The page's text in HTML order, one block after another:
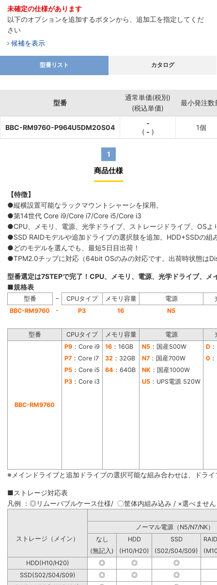
未確定の仕様があります
以下のオプションを追加するボタンから、追加工を指定してくだ
さい
候補を表示
型番リスト カタログ
型番
通常単価(税別)
(税込単価)
最小発注数
BBC-RM9760-P964U5DM20S04
-
( - )
1個
1
商品仕様
【特徴】
●縦横設置可能なラックマウントシャーシを採用。
●第14世代 Core i9/Core i7/Core i5/Core i3
●CPU、メモリ、電源、光学ドライブ、ストレージドライブ、OS
●SSD RAIDモデルや追加ドライブの選択肢を追加。HDD+SSDの
●どのモデルを選んでも、最短5日目出荷！
●TPM2.0チップに対応（64bit OSのみの対応です。出荷時状態は
型番選定は7STEPで完了！CPU、メモリ、電源、光学ドライブ、
■規格表
型番 − CPUタイプ メモリ容量 電源
BBC-RM9760
- P3 16 N5
型番 CPUタイプ メモリ容量 電源
BBC-RM9760
P9 ：Core i9 16 ：16GB N5 ：国産500W D
P7 ：Core i7 32 ：32GB N7 ：国産700W 0
P5 ：Core i5 64 ：64GB NK ：国産1000W
P3 ：Core i3 U5 ：UPS電源 520W
※メインドライブと追加ドライブの選択可能な組み合わせは、ドラ
■ストレージ対応表
凡例 ：◎リムーバブルケース仕様/ 〇筐体内組み込み / ×選べません
ノーマル電源（N5/
ストレージ（メイン）
なし HDD SSD
(無記入)
(H10/H20) (S02/S04/S09)
HDD(H10/H20)
◎ ◎
◎
SSD(S02/S04/S09)
◎ ◎
◎